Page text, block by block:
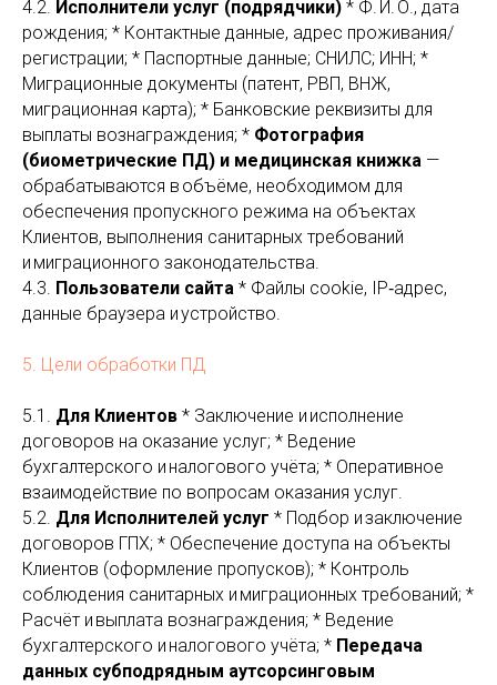
4.2. Исполнители услуг (подрядчики) * Ф. И. О., дата
рождения; * Контактные данные, адрес проживания/
регистрации; * Паспортные данные; СНИЛС; ИНН; *
Миграционные документы (патент, РВП, ВНЖ,
миграционная карта); * Банковские реквизиты для
выплаты вознаграждения; * Фотография
(биометрические ПД) и медицинская книжка —
обрабатываются в объёме, необходимом для
обеспечения пропускного режима на объектах
Клиентов, выполнения санитарных требований
и миграционного законодательства.
4.3. Пользователи сайта * Файлы cookie, IP‑адрес,
данные браузера и устройство.
5. Цели обработки ПД
5.1. Для Клиентов * Заключение и исполнение
договоров на оказание услуг; * Ведение
бухгалтерского и налогового учёта; * Оперативное
взаимодействие по вопросам оказания услуг.
5.2. Для Исполнителей услуг * Подбор и заключение
договоров ГПХ; * Обеспечение доступа на объекты
Клиентов (оформление пропусков); * Контроль
соблюдения санитарных и миграционных требований; *
Расчёт и выплата вознаграждения; * Ведение
бухгалтерского и налогового учёта; * Передача
данных субподрядным аутсорсинговым